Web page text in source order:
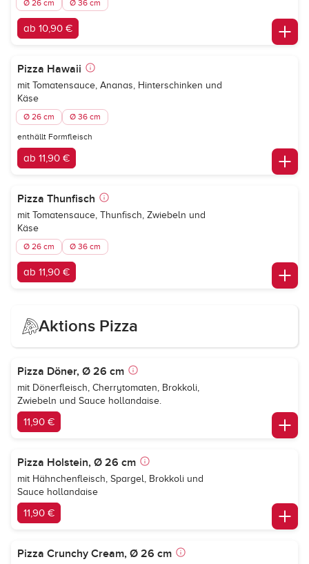
Ø 26 cm Ø 36 cm
ab 10,90 €
Pizza Hawaii
mit Tomatensauce, Ananas, Hinterschinken und
Käse
Ø 26 cm Ø 36 cm
enthällt Formfleisch
ab 11,90 €
Pizza Thunfisch
mit Tomatensauce, Thunfisch, Zwiebeln und
Käse
Ø 26 cm Ø 36 cm
ab 11,90 €
Aktions Pizza
Pizza Döner, Ø 26 cm
mit Dönerfleisch, Cherrytomaten, Brokkoli,
Zwiebeln und Sauce hollandaise.
11,90 €
Pizza Holstein, Ø 26 cm
mit Hähnchenfleisch, Spargel, Brokkoli und
Sauce hollandaise
11,90 €
Pizza Crunchy Cream, Ø 26 cm